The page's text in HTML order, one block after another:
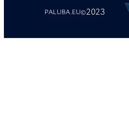
PALUBA.EU©2023